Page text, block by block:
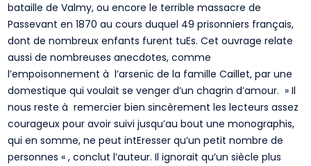
bataille de Valmy, ou encore le terrible massacre de
Passevant en 1870 au cours duquel 49 prisonniers français,
dont de nombreux enfants furent tuEs. Cet ouvrage relate
aussi de nombreuses anecdotes, comme
l’empoisonnement à l’arsenic de la famille Caillet, par une
domestique qui voulait se venger d’un chagrin d’amour. » Il
nous reste à remercier bien sincèrement les lecteurs assez
courageux pour avoir suivi jusqu’au bout une monographis,
qui en somme, ne peut intEresser qu’un petit nombre de
personnes « , conclut l’auteur. Il ignorait qu’un siècle plus